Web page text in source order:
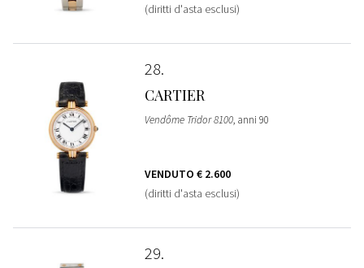
(diritti d'asta esclusi)
28
CARTIER
Vendôme Tridor 8100, anni 90
VENDUTO € 2.600
(diritti d'asta esclusi)
29